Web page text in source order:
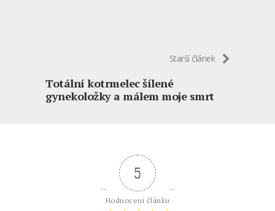
Starší článek
Totální kotrmelec šílené
gynekoložky a málem moje smrt
5
Hodnocení článku